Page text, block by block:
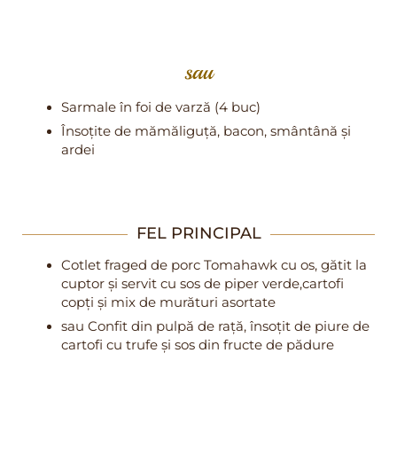
sau
Sarmale în foi de varză (4 buc)
Însoțite de mămăliguță, bacon, smântână și
ardei
FEL PRINCIPAL
Cotlet fraged de porc Tomahawk cu os, gătit la
cuptor și servit cu sos de piper verde,cartofi
copți și mix de murături asortate
sau Confit din pulpă de rață, însoțit de piure de
cartofi cu trufe și sos din fructe de pădure